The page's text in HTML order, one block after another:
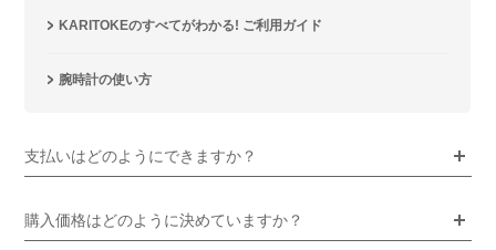
KARITOKEのすべてがわかる! ご利用ガイド
腕時計の使い方
支払いはどのようにできますか？
購入価格はどのように決めていますか？